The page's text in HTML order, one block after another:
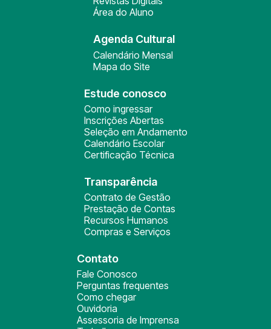
Área do Aluno
Agenda Cultural
Calendário Mensal
Mapa do Site
Estude conosco
Como ingressar
Inscrições Abertas
Seleção em Andamento
Calendário Escolar
Certificação Técnica
Transparência
Contrato de Gestão
Prestação de Contas
Recursos Humanos
Compras e Serviços
Contato
Fale Conosco
Perguntas frequentes
Como chegar
Ouvidoria
Assessoria de Imprensa